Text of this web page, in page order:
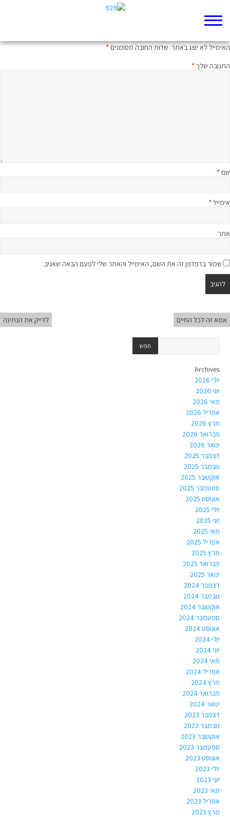
האימייל לא יוצג באתר.שדות החובה מסומנים*
התגובה שלך*
שם*
אימייל *
אתר
שמור בדפדפן זה את השם, האימייל והאתר שלי לפעם הבאה שאגיב.
אמא זה לכל החיים לדייק את הנתינה
Archives
יולי 2026
יוני 2026
מאי 2026
אפריל 2026
מרץ 2026
פברואר 2026
ינואר 2026
דצמבר 2025
נובמבר 2025
אוקטובר 2025
ספטמבר 2025
אוגוסט 2025
יולי 2025
יוני 2025
מאי 2025
אפריל 2025
מרץ 2025
פברואר 2025
ינואר 2025
דצמבר 2024
נובמבר 2024
אוקטובר 2024
ספטמבר 2024
אוגוסט 2024
יולי 2024
יוני 2024
מאי 2024
אפריל 2024
מרץ 2024
פברואר 2024
ינואר 2024
דצמבר 2023
נובמבר 2023
אוקטובר 2023
ספטמבר 2023
אוגוסט 2023
יולי 2023
יוני 2023
מאי 2023
אפריל 2023
מרץ 2023